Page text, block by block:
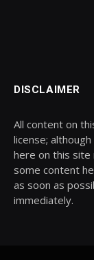
DISCLAIMER
All content on
license;
here on this site
some content
as soon as
immediately.